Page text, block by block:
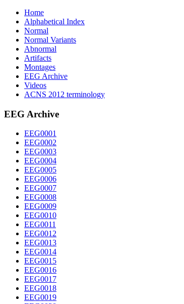
Home
Alphabetical Index
Normal
Normal Variants
Abnormal
Artifacts
Montages
EEG Archive
Videos
ACNS 2012 terminology
EEG Archive
EEG0001
EEG0002
EEG0003
EEG0004
EEG0005
EEG0006
EEG0007
EEG0008
EEG0009
EEG0010
EEG0011
EEG0012
EEG0013
EEG0014
EEG0015
EEG0016
EEG0017
EEG0018
EEG0019